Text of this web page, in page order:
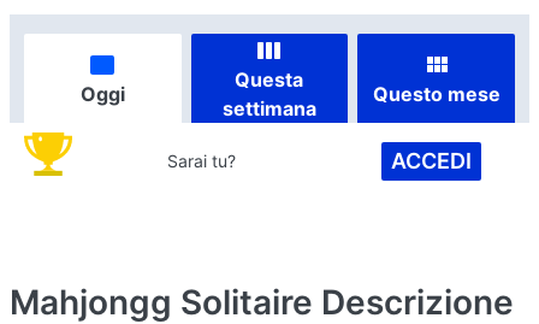
Oggi
Questa
settimana
Questo mese
Sarai tu? ACCEDI
Mahjongg Solitaire Descrizione